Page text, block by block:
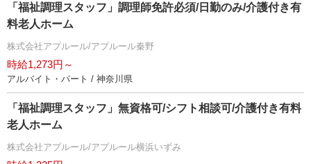
「福祉調理スタッフ」調理師免許必須/日勤のみ/介護付き有
料老人ホーム
株式会社アプルール/アプルール秦野
時給1,273円～
アルバイト・パート / 神奈川県
「福祉調理スタッフ」無資格可/シフト相談可/介護付き有料
老人ホーム
株式会社アプルール/アプルール横浜いずみ